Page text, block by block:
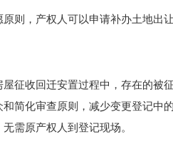
，产权人可以申请补办土地出
收回迁安置过程中，存在的被征
和简化审查原则，减少变更登记中
无需原产权人到登记现场。